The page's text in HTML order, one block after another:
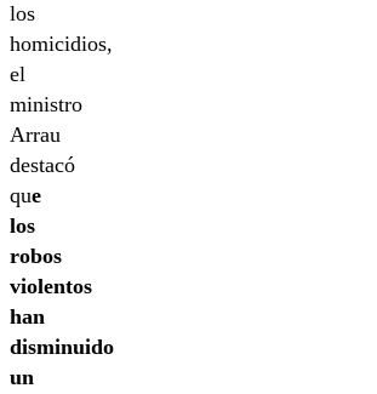
los
homicidios,
el
ministro
Arrau
destacó
que
los
robos
violentos
han
disminuido
un